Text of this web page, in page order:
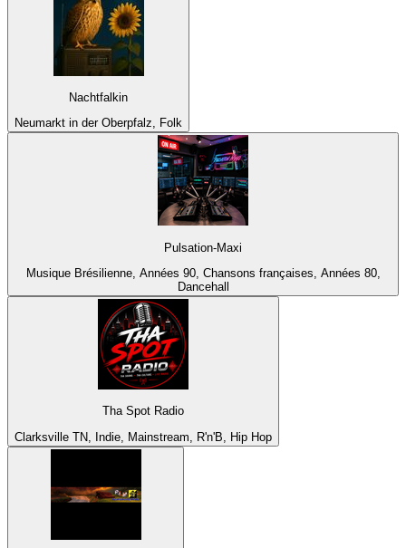
Nachtfalkin
Neumarkt in der Oberpfalz, Folk
Pulsation-Maxi
Musique Brésilienne, Années 90, Chansons françaises, Années 80,
Dancehall
Tha Spot Radio
Clarksville TN, Indie, Mainstream, R'n'B, Hip Hop